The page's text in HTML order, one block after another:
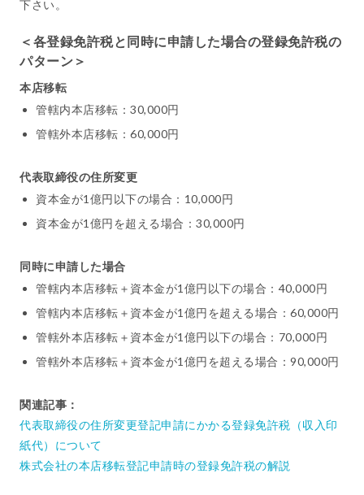
下さい。
＜各登録免許税と同時に申請した場合の登録免許税の
パターン＞
本店移転
管轄内本店移転：30,000円
管轄外本店移転：60,000円
代表取締役の住所変更
資本金が1億円以下の場合：10,000円
資本金が1億円を超える場合：30,000円
同時に申請した場合
管轄内本店移転＋資本金が1億円以下の場合：40,000円
管轄内本店移転＋資本金が1億円を超える場合：60,000円
管轄外本店移転＋資本金が1億円以下の場合：70,000円
管轄外本店移転＋資本金が1億円を超える場合：90,000円
関連記事：
代表取締役の住所変更登記申請にかかる登録免許税（収入印
紙代）について
株式会社の本店移転登記申請時の登録免許税の解説